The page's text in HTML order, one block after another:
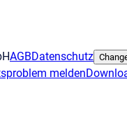
AGBDatenschutz
melden